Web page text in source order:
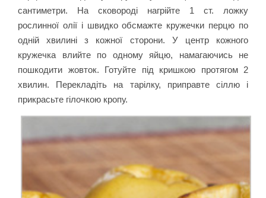
сантиметри. На сковороді нагрійте 1 ст. ложку
рослинної олії і швидко обсмажте кружечки перцю по
одній хвилині з кожної сторони. У центр кожного
кружечка влийте по одному яйцю, намагаючись не
пошкодити жовток. Готуйте під кришкою протягом 2
хвилин. Перекладіть на тарілку, приправте сіллю і
прикрасьте гілочкою кропу.